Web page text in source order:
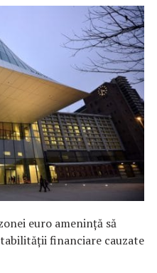
euro ameninţă să
financiare cauzate